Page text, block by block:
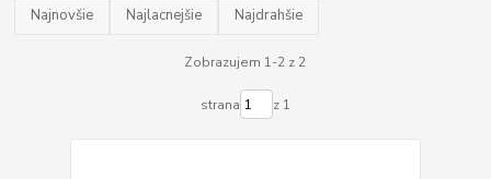
Najnovšie Najlacnejšie Najdrahšie
Zobrazujem 1-2 z 2
strana z 1